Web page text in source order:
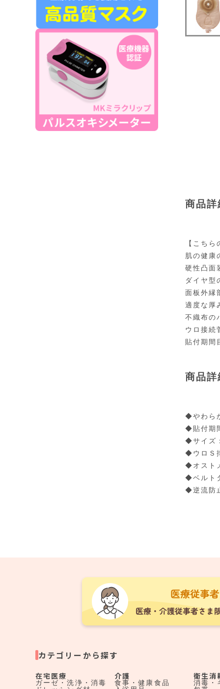
商品詳
【こち
肌の健康
硬性凸面
ダイヤ型
面板外縁
適度な厚
不織布の
ウロ接続
貼付期間
商品詳
◆やわら
◆貼付期
◆サイズ
◆ウロＳ
◆オスト
◆ベルト
◆逆流防
カテゴリーから探す
在宅医療
ガーゼ・洗浄・消毒
介護
食事・健康食品
衛生消
消毒・